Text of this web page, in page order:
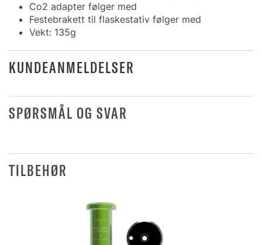
Co2 adapter følger med
Festebrakett til flaskestativ følger med
Vekt: 135g
KUNDEANMELDELSER
SPØRSMÅL OG SVAR
TILBEHØR